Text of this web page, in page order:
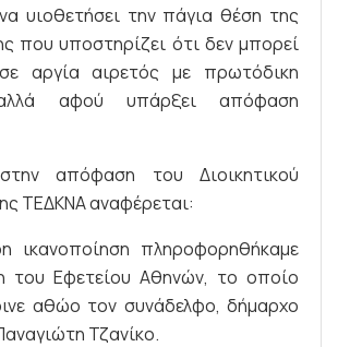
υιοθετήσει την πάγια θέση της
που υποστηρίζει ότι δεν μπορεί
αργία αιρετός με πρωτόδικη
αφού υπάρξει απόφαση
απόφαση του Διοικητικού
ΤΕΔΚΝΑ αναφέρεται:
ικανοποίηση πληροφορηθήκαμε
του Εφετείου Αθηνών, το οποίο
αθώο τον συνάδελφο, δήμαρχο
Τζανίκο.